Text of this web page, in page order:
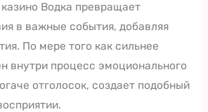
Водка превращает
в важные события, добавляя
По мере того как сильнее
внутри процесс эмоционального
отголосок, создает подобный